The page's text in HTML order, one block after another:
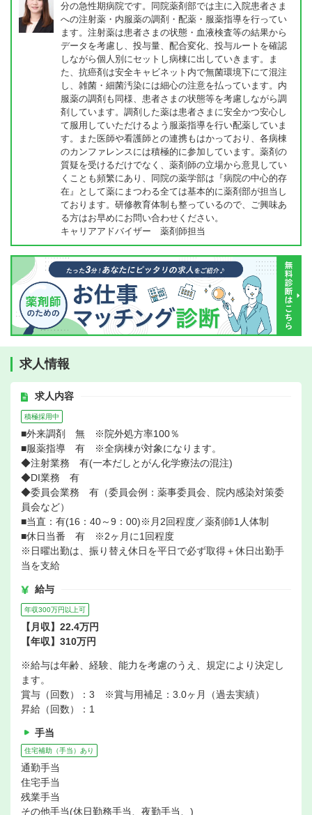
分の急性期病院です。同院薬剤部では主に入院患者さま
への注射薬・内服薬の調剤・配薬・服薬指導を行ってい
ます。注射薬は患者さまの状態・血液検査等の結果から
データを考慮し、投与量、配合変化、投与ルートを確認
しながら個人別にセットし病棟に出していきます。ま
た、抗癌剤は安全キャビネット内で無菌環境下にて混注
し、雑菌・細菌汚染には細心の注意を払っています。内
服薬の調剤も同様、患者さまの状態等を考慮しながら調
剤しています。調剤した薬は患者さまに安全かつ安心し
て服用していただけるよう服薬指導を行い配薬していま
す。また医師や看護師との連携もはかっており、各病棟
のカンファレンスには積極的に参加しています。薬剤の
質疑を受けるだけでなく、薬剤師の立場から意見してい
くことも頻繁にあり、同院の薬学部は『病院の中心的存
在』として薬にまつわる全ては基本的に薬剤部が担当し
ております。研修教育体制も整っているので、ご興味あ
る方はお早めにお問い合わせください。
キャリアアドバイザー 薬剤師担当
求人情報
求人内容
積極採用中
■外来調剤 無 ※院外処方率100％
■服薬指導 有 ※全病棟が対象になります。
◆注射業務 有(一本だしとがん化学療法の混注)
◆DI業務 有
◆委員会業務 有（委員会例：薬事委員会、院内感染対策委
員会など）
■当直：有(16：40～9：00)※月2回程度／薬剤師1人体制
■休日当番 有 ※2ヶ月に1回程度
※日曜出勤は、振り替え休日を平日で必ず取得＋休日出勤手
当を支給
給与
年収300万円以上可
【月収】22.4万円
【年収】310万円
※給与は年齢、経験、能力を考慮のうえ、規定により決定し
ます。
賞与（回数）：3 ※賞与用補足：3.0ヶ月（過去実績）
昇給（回数）：1
手当
住宅補助（手当）あり
通勤手当
住宅手当
残業手当
その他手当(休日勤務手当、夜勤手当、)